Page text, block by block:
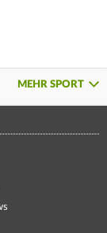
MEHR SPORT